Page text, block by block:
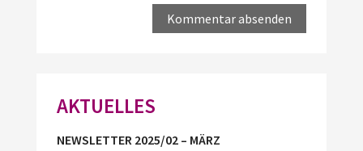
AKTUELLES
NEWSLETTER 2025/02 – MÄRZ